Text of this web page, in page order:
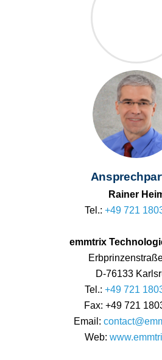
Rainer
Tel.: +49 721
emmtrix
D-76133
Tel.: +49 721
Fax: +49 721
Email:
Web: